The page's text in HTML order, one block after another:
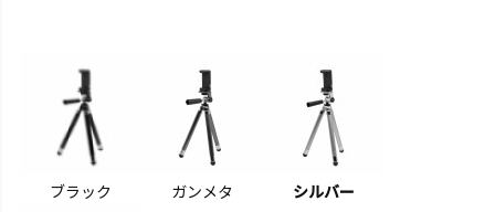
ブラック ガンメタ シルバー